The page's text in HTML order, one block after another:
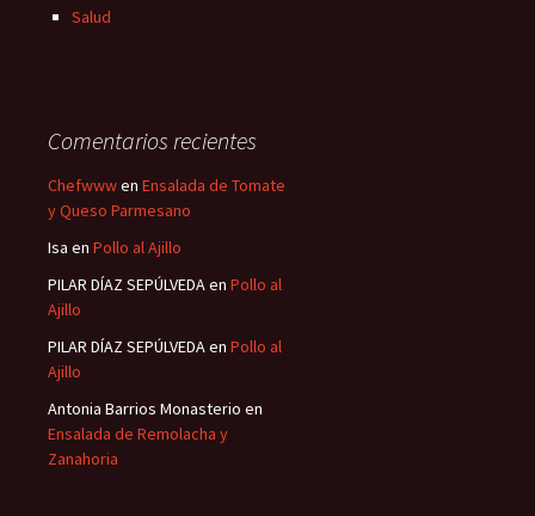
Salud
Comentarios recientes
Chefwwwen Ensalada de Tomate
y Queso Parmesano
Isa en Pollo al Ajillo
PILAR DÍAZ SEPÚLVEDAen Pollo al
Ajillo
PILAR DÍAZ SEPÚLVEDAen Pollo al
Ajillo
Antonia Barrios Monasterio en
Ensalada de Remolacha y
Zanahoria